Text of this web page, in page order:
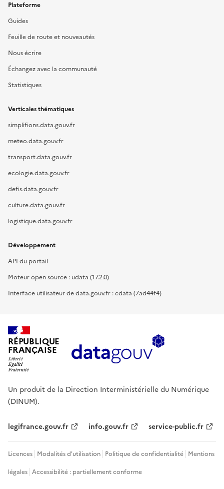
Plateforme
Guides
Feuille de route et nouveautés
Nous écrire
Échangez avec la communauté
Statistiques
Verticales thématiques
simplifions.data.gouv.fr
meteo.data.gouv.fr
transport.data.gouv.fr
ecologie.data.gouv.fr
defis.data.gouv.fr
culture.data.gouv.fr
logistique.data.gouv.fr
Développement
API du portail
Moteur open source : udata (17.2.0)
Interface utilisateur de data.gouv.fr : cdata (7ad44f4)
RÉPUBLIQUE
FRANÇAISE
Un produit de la Direction Interministérielle du Numérique
(DINUM).
legifrance.gouv.fr info.gouv.fr service-public.fr
Licences Modalités d'utilisation Politique de confidentialité Mentions
légales Accessibilité : partiellement conforme